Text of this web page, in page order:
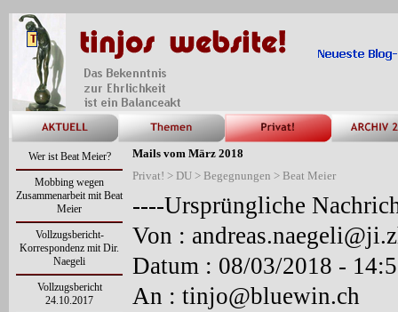
Wer ist Beat Meier?
Mobbing wegen
Zusammenarbeit mit Beat
Meier
Vollzugsbericht-
Korrespondenz mit Dir.
Naegeli
Vollzugsbericht
24.10.2017
Mails vom März 2018
Privat! > DU > Begegnungen > Beat Meier
----Ursprüngliche
Von :
Datum : 08/03/2018 -
An : tinjo@bluewin.ch